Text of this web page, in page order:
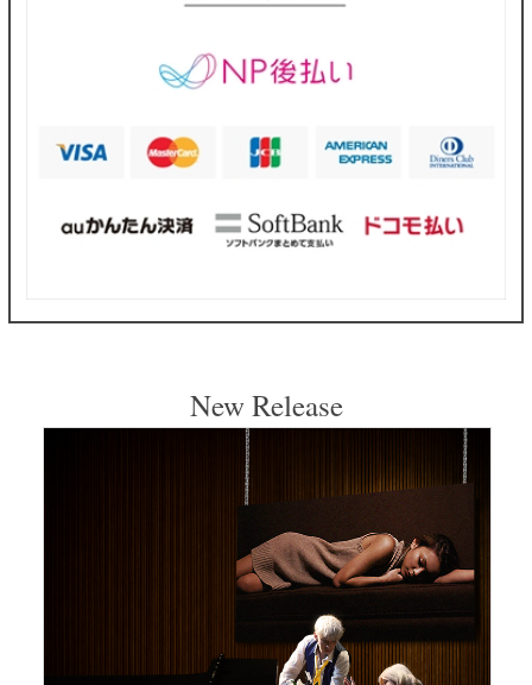
New Release